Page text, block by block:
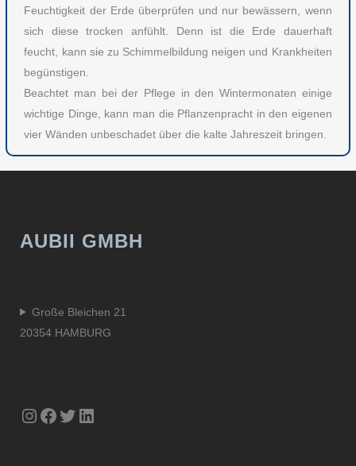
Feuchtigkeit der Erde überprüfen und nur bewässern, wenn
sich diese trocken anfühlt. Denn ist die Erde dauerhaft
feucht, kann sie zu Schimmelbildung neigen und Krankheiten
begünstigen.
Beachtet man bei der Pflege in den Wintermonaten einige
wichtige Dinge, kann man die Pflanzenpracht in den eigenen
vier Wänden unbeschadet über die kalte Jahreszeit bringen.
AUBII GMBH
Große Bleichen 21
20354 HAMBURG
Instagram
Facebook
Twitter
LinkedIn